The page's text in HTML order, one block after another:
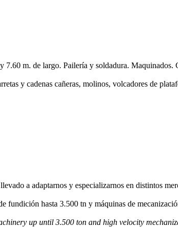
m. de largo. Pailería y soldadura. Maquinados.
y cadenas cañeras, molinos, volcadores de
a adaptarnos y especializarnos en distintos
fundición hasta 3.500 tn y máquinas de
up until 3.500 ton and high velocity